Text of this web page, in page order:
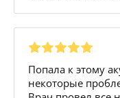
Попала к этому
некоторые